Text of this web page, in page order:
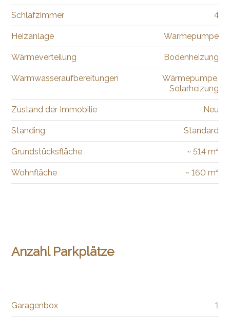
Schlafzimmer 4
Heizanlage Wärmepumpe
Wärmeverteilung Bodenheizung
Warmwasseraufbereitungen
Wärmepumpe,
Solarheizung
Zustand der Immobilie Neu
Standing Standard
Grundstücksfläche ~ 514 m²
Wohnfläche ~ 160 m²
Anzahl Parkplätze
Garagenbox 1